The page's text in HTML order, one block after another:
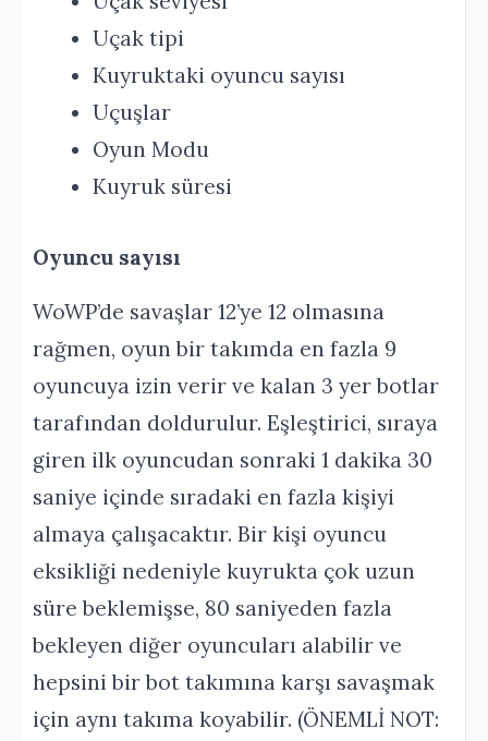
Uçak tipi
Kuyruktaki oyuncu sayısı
Uçuşlar
Oyun Modu
Kuyruk süresi
Oyuncu sayısı
WoWP’de savaşlar 12’ye 12 olmasına
rağmen, oyun bir takımda en fazla 9
oyuncuya izin verir ve kalan 3 yer botlar
tarafından doldurulur. Eşleştirici, sıraya
giren ilk oyuncudan sonraki 1 dakika 30
saniye içinde sıradaki en fazla kişiyi
almaya çalışacaktır. Bir kişi oyuncu
eksikliği nedeniyle kuyrukta çok uzun
süre beklemişse, 80 saniyeden fazla
bekleyen diğer oyuncuları alabilir ve
hepsini bir bot takımına karşı savaşmak
için aynı takıma koyabilir. (ÖNEMLİ NOT: